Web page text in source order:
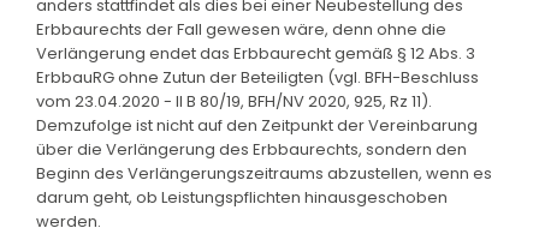
anders stattfindet als dies bei einer Neubestellung des
Erbbaurechts der Fall gewesen wäre, denn ohne die
Verlängerung endet das Erbbaurecht gemäß § 12 Abs. 3
ErbbauRG ohne Zutun der Beteiligten (vgl. BFH-Beschluss
vom 23.04.2020 - II B 80/19, BFH/NV 2020, 925, Rz 11).
Demzufolge ist nicht auf den Zeitpunkt der Vereinbarung
über die Verlängerung des Erbbaurechts, sondern den
Beginn des Verlängerungszeitraums abzustellen, wenn es
darum geht, ob Leistungspflichten hinausgeschoben
werden.